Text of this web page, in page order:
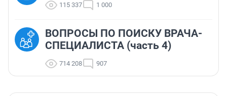
115 337 1 000
ВОПРОСЫ ПО ПОИСКУ ВРАЧА-
СПЕЦИАЛИСТА (часть 4)
714 208 907